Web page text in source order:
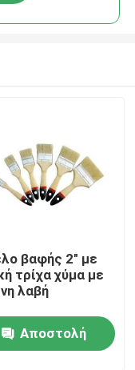
βαφής 2" με
τρίχα χύμα με
λαβή
Αποστολή